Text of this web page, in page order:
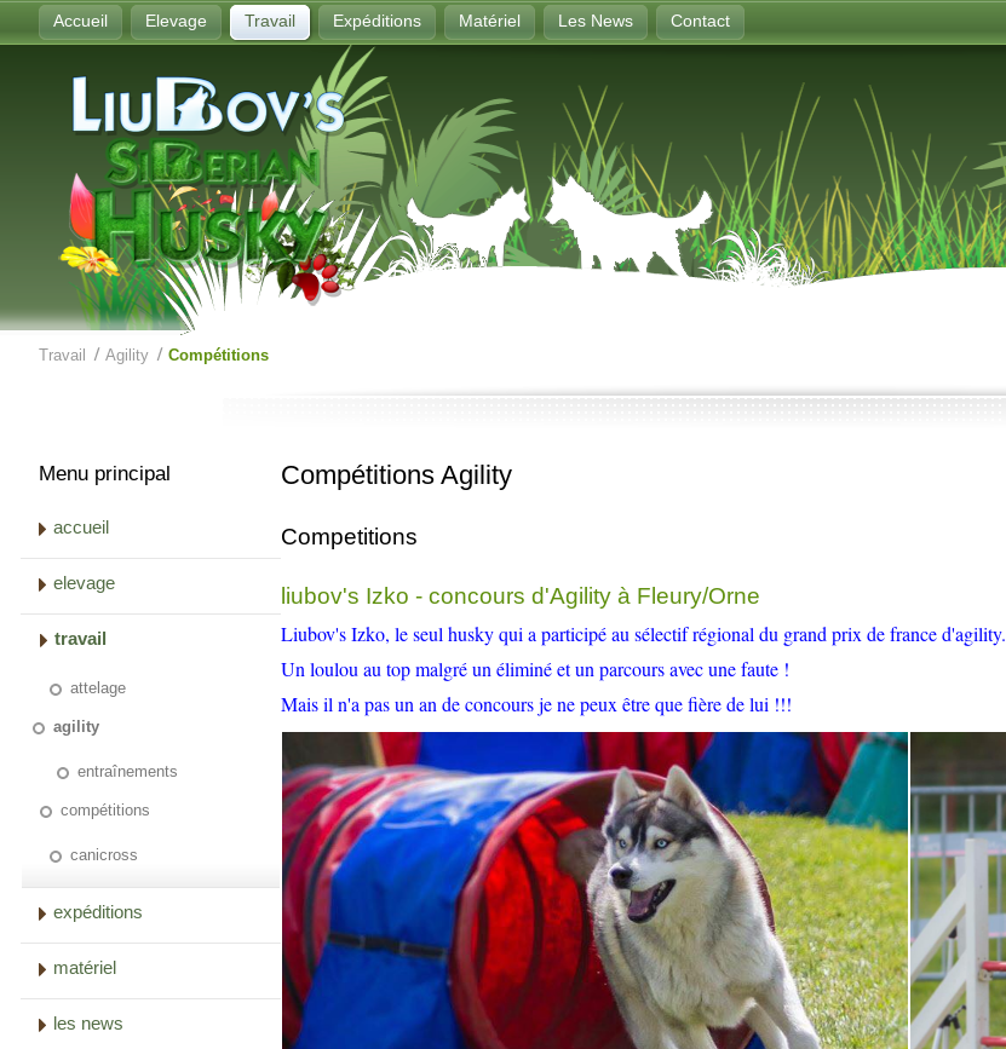
Accueil Elevage Travail Expéditions Matériel Les News Contact
Travail Agility Compétitions
Menu principal
accueil
elevage
travail
attelage
agility
entraînements
compétitions
canicross
expéditions
matériel
les news
Compétitions Agility
Competitions
liubov's Izko - concours d'Agility à Fleury/Orne
Liubov's Izko, le seul husky qui a participé au sélectif régional du grand prix de france d'agility.
Un loulou au top malgré un éliminé et un parcours avec une faute !
Mais il n'a pas un an de concours je ne peux être que fière de lui !!!